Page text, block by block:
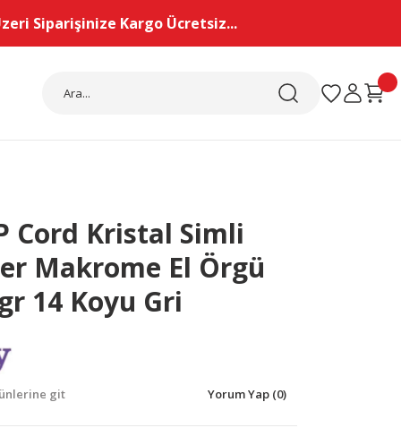
Siparişinize Kargo Ücretsiz...
Cord Kristal Simli
Makrome El Örgü
14 Koyu Gri
git Yorum Yap (0)